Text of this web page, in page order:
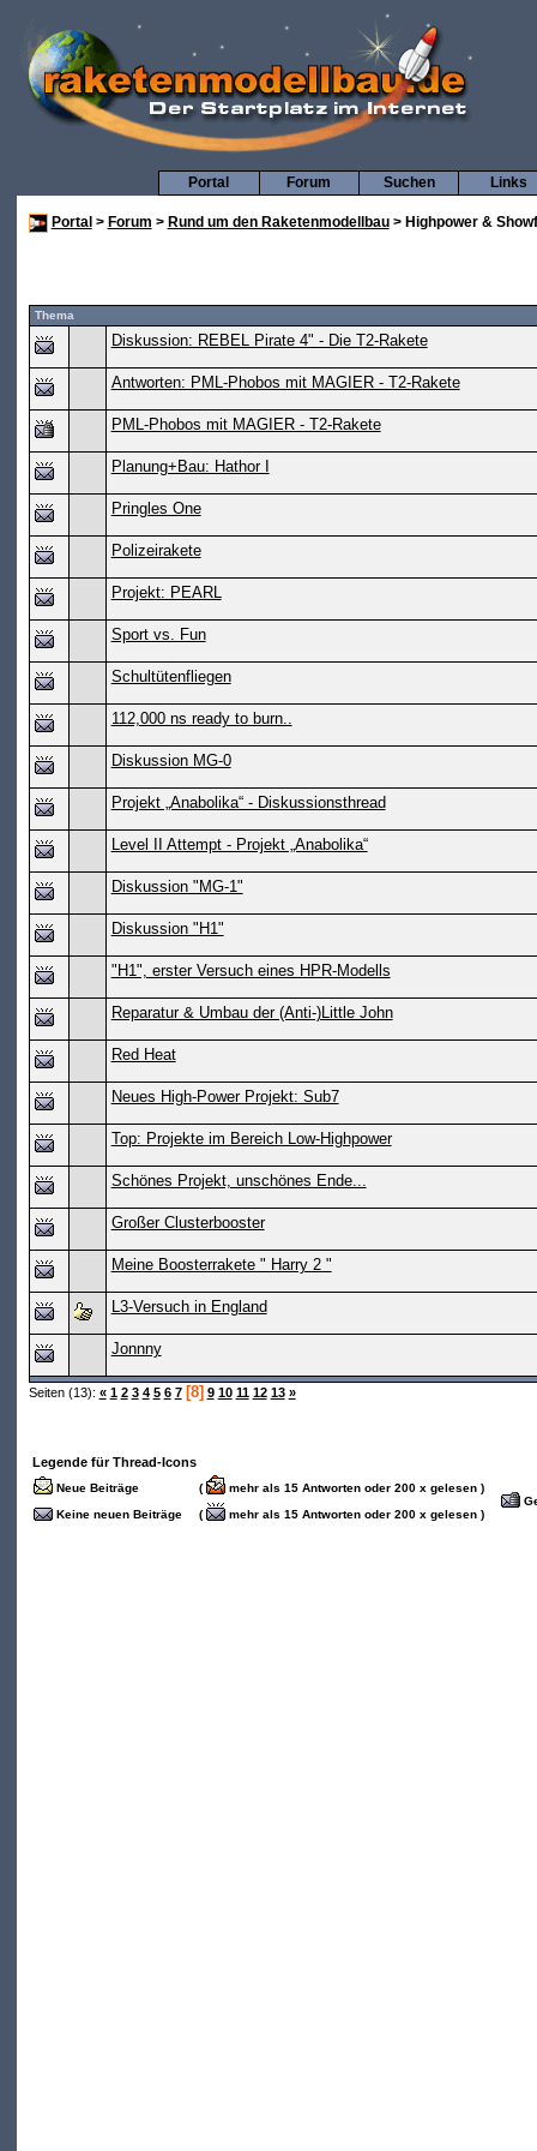
Links
Suchen
Forum
Portal
Portal > Forum > Rund um den Raketenmodellbau> Highpower &
Thema
Diskussion: REBEL Pirate 4" - Die T2-Rakete
Antworten: PML-Phobos mit MAGIER - T2-Rakete
PML-Phobos mit MAGIER - T2-Rakete
Planung+Bau: Hathor I
Pringles One
Polizeirakete
Projekt: PEARL
Sport vs. Fun
Schultütenfliegen
112,000 ns ready to burn..
Diskussion MG-0
Projekt „Anabolika“ - Diskussionsthread
Level II Attempt - Projekt „Anabolika“
Diskussion "MG-1"
Diskussion "H1"
"H1", erster Versuch eines HPR-Modells
Reparatur & Umbau der (Anti-)Little John
Red Heat
Neues High-Power Projekt: Sub7
Top: Projekte im Bereich Low-Highpower
Schönes Projekt, unschönes Ende...
Großer Clusterbooster
Meine Boosterrakete " Harry 2 "
L3-Versuch in England
Jonnny
Seiten (13): « 1 2 3 4 5 6 7 [8] 9 10 11 12 13 »
Legende für Thread-Icons
Neue Beiträge (
mehr als 15 Antworten oder 200 x gelesen )
Keine neuen Beiträge
( mehr als 15 Antworten oder 200 x gelesen )